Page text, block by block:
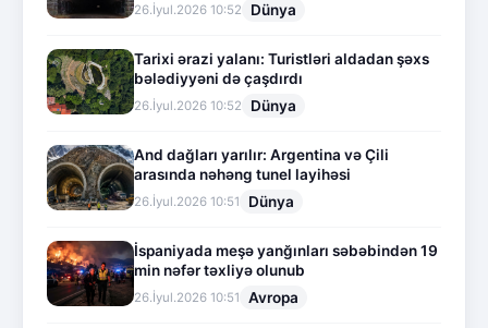
26.İyul.2026 10:52 Dünya
Tarixi ərazi yalanı: Turistləri aldadan şəxs
bələdiyyəni də çaşdırdı
26.İyul.2026 10:52 Dünya
And dağları yarılır: Argentina və Çili
arasında nəhəng tunel layihəsi
26.İyul.2026 10:51 Dünya
İspaniyada meşə yanğınları səbəbindən 19
min nəfər təxliyə olunub
26.İyul.2026 10:51 Avropa